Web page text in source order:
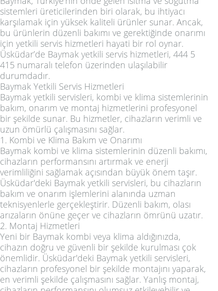
sistemleri üreticilerinden biri olarak, bu ihtiyacı
karşılamak için yüksek kaliteli ürünler sunar. Ancak,
bu ürünlerin düzenli bakımı ve gerektiğinde onarımı
için yetkili servis hizmetleri hayati bir rol oynar.
Üsküdar’de Baymak yetkili servis hizmetleri, 444 5
415 numaralı telefon üzerinden ulaşılabilir
durumdadır.
Baymak Yetkili Servis Hizmetleri
Baymak yetkili servisleri, kombi ve klima sistemlerinin
bakım, onarım ve montaj hizmetlerini profesyonel
bir şekilde sunar. Bu hizmetler, cihazların verimli ve
uzun ömürlü çalışmasını sağlar.
1. Kombi ve Klima Bakım ve Onarımı
Baymak kombi ve klima sistemlerinin düzenli bakımı,
cihazların performansını artırmak ve enerji
verimliliğini sağlamak açısından büyük önem taşır.
Üsküdar'deki Baymak yetkili servisleri, bu cihazların
bakım ve onarım işlemlerini alanında uzman
teknisyenlerle gerçekleştirir. Düzenli bakım, olası
arızaların önüne geçer ve cihazların ömrünü uzatır.
2. Montaj Hizmetleri
Yeni bir Baymak kombi veya klima aldığınızda,
cihazın doğru ve güvenli bir şekilde kurulması çok
önemlidir. Üsküdar'deki Baymak yetkili servisleri,
cihazların profesyonel bir şekilde montajını yaparak,
en verimli şekilde çalışmasını sağlar. Yanlış montaj,